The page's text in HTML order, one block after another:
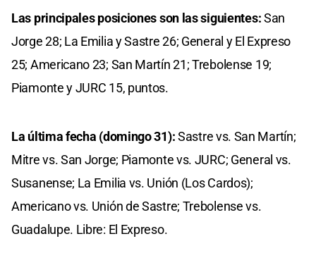
Las principales posiciones son las siguientes:San
Jorge 28; La Emilia y Sastre 26; General y El Expreso
25; Americano 23; San Martín 21; Trebolense 19;
Piamonte y JURC 15, puntos.
La última fecha (domingo 31):Sastre vs. San Martín;
Mitre vs. San Jorge; Piamonte vs. JURC; General vs.
Susanense; La Emilia vs. Unión (Los Cardos);
Americano vs. Unión de Sastre; Trebolense vs.
Guadalupe. Libre: El Expreso.